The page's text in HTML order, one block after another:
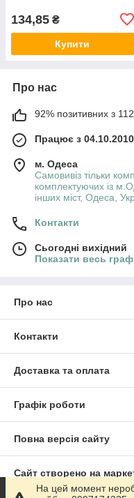
134,85 ₴
Купити
Про нас
92% позитивних з
Працює з 04.10.2010
м. Одеса
Самовивіз тільки
комплектуючих із
інших міст, Одеса,
Контакти
Сьогодні вихідний
Показати весь
Про нас
Контакти
Доставка та оплата
Графік роботи
Повна версія сайту
Сайт створено на
На цей момент